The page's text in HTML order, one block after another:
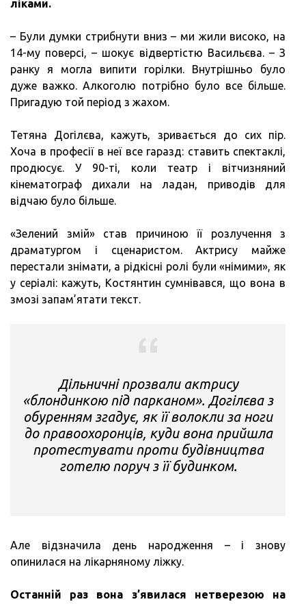
ліками.
– Були думки стрибнути вниз – ми жили високо, на
14-му поверсі, – шокує відвертістю Васильєва. – З
ранку я могла випити горілки. Внутрішньо було
дуже важко. Алкоголю потрібно було все більше.
Пригадую той період з жахом.
Тетяна Догілєва, кажуть, зривається до сих пір.
Хоча в професії в неї все гаразд: ставить спектаклі,
продюсує. У 90-ті, коли театр і вітчизняний
кінематограф дихали на ладан, приводів для
відчаю було більше.
«Зелений змій» став причиною її розлучення з
драматургом і сценаристом. Актрису майже
перестали знімати, а рідкісні ролі були «німими», як
у серіалі: кажуть, Костянтин сумнівався, що вона в
змозі запам’ятати текст.
Дільничні прозвали актрису
«блондинкою під парканом». Догілєва з
обуренням згадує, як її волокли за ноги
до правоохоронців, куди вона прийшла
протестувати проти будівництва
готелю поруч з її будинком.
Але відзначила день народження – і знову
опинилася на лікарняному ліжку.
Останній раз вона з’явилася нетверезою на